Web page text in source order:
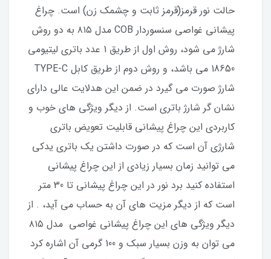
حالت نور قرمز(قرمز ثابت و چشمک زن) است. چراغ
پیشانی غواصی سنسوردار COB مدل ۸۱۵ به دو روش
شارژ می شود، روش اول از طریق 1 عدد باتری لیتیومی
18650 می باشد، و روش دوم از طریق کابل TYPE-C
شارژ صورت می گیرد در ضمن این هدلایت عالی دارای
نشان گر شارژ باتری است. از دیگر ویژگی های خوب و
کاربردی این چراغ پیشانی قابلیت تعویض باتری
شارژی آن است که در صورت داشتن یک باتری یدکی
می توانید زمان بسیار زیادی از این چراغ پیشانی
استفاده کنید برد نور در این چراغ پیشانی تا 30 متر
است که از دیگر مزیت های آن به حساب می آید، . از
دیگر ویژگی‌ های این چراغ پیشانی غواصی مدل ۸۱۵
می توان به وزن بسیار سبک و 100 گرمی آن اشاره کرد